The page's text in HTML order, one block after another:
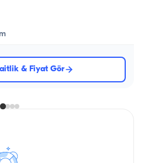
& Fiyat Gör